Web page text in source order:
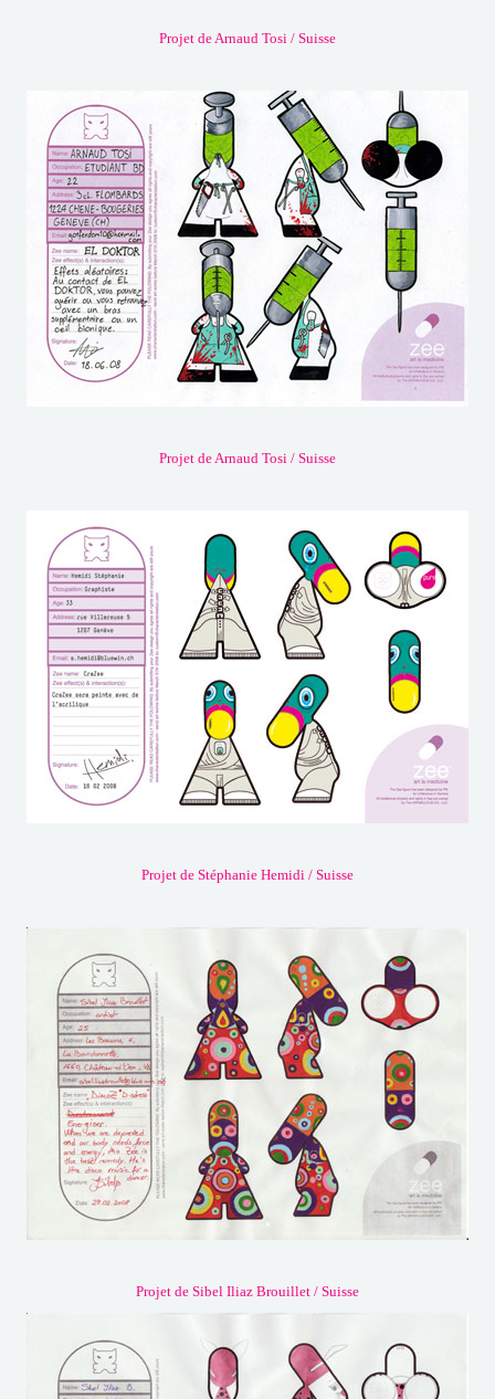
Projet de Arnaud Tosi / Suisse
Projet de Arnaud Tosi / Suisse
Projet de Stéphanie Hemidi / Suisse
Projet de Sibel Iliaz Brouillet / Suisse